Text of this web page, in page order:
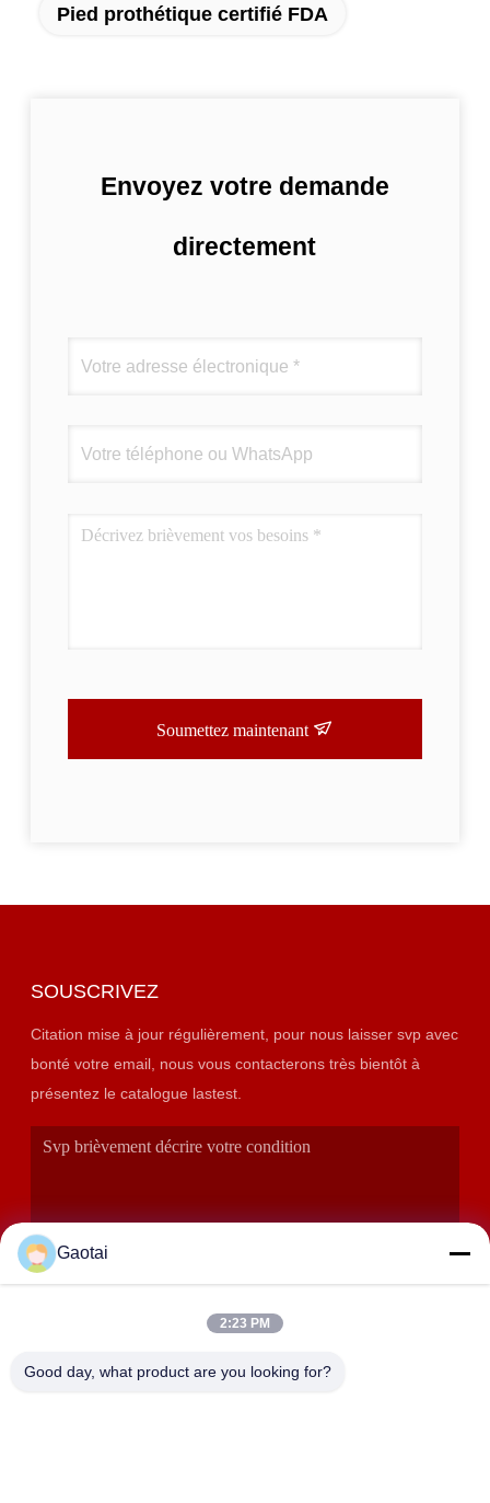
Pied prothétique certifié FDA
Envoyez votre demande
directement
Soumettez maintenant
SOUSCRIVEZ
Citation mise à jour régulièrement, pour nous laisser svp avec
bonté votre email, nous vous contacterons très bientôt à
présentez le catalogue lastest.
Gaotai
2:23 PM
Good day, what product are you looking for?